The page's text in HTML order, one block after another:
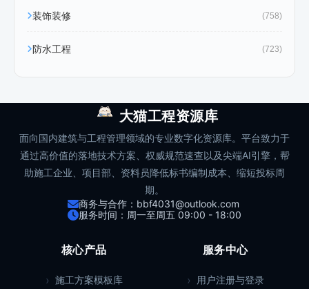
装饰装修 (758)
防水工程 (723)
大猫工程资源库
面向国内建筑与工程管理领域的专业数字化资源库。平台致力于
通过高价值的落地技术方案、权威规范速查以及尖端AI引擎，帮
助施工企业、项目部、资料员降低标书编制成本、缩短投标周
期。
商务与合作：bbf4031@outlook.com
服务时间：周一至周五 09:00 - 18:00
核心产品
施工方案模板库
服务中心
用户注册与登录